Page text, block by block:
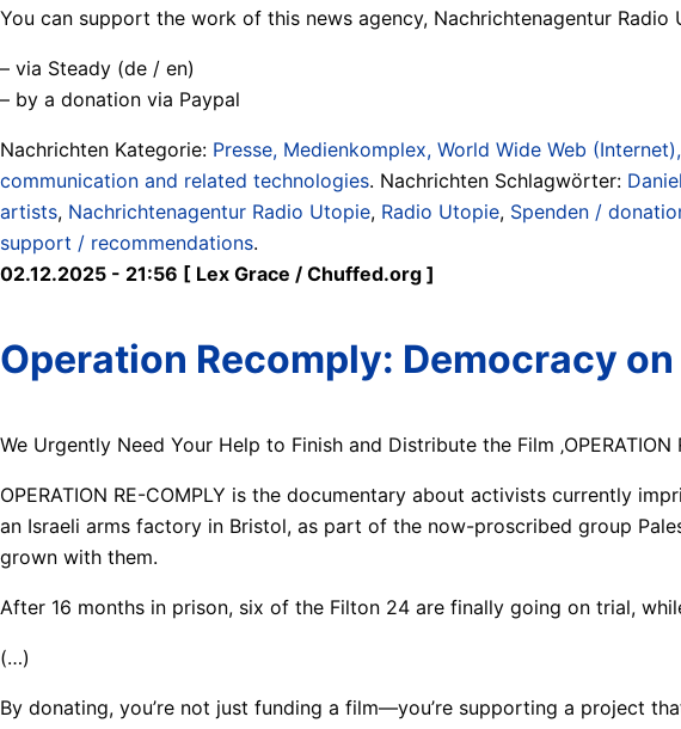
You can support the work of this news agency, Nachrichtenagentur
– via Steady (de / en)
– by a donation via Paypal
Nachrichten Kategorie: Presse, Medienkomplex, World Wide Web
communication and related technologies. Nachrichten Schlagwörter:
artists, Nachrichtenagentur Radio Utopie, Radio Utopie, Spenden /
support / recommendations.
02.12.2025 - 21:56 [ Lex Grace / Chuffed.org ]
Operation Recomply: Democracy
We Urgently Need Your Help to Finish and Distribute the Film ‚OPERATION
OPERATION RE-COMPLY is the documentary about activists currently
an Israeli arms factory in Bristol, as part of the now-proscribed group
grown with them.
After 16 months in prison, six of the Filton 24 are finally going on trial,
(…)
By donating, you’re not just funding a film—you’re supporting a project